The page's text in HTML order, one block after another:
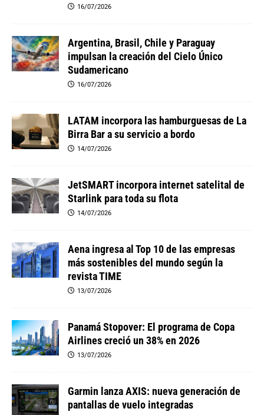
16/07/2026
Argentina, Brasil, Chile y Paraguay
impulsan la creación del Cielo Único
Sudamericano
16/07/2026
LATAM incorpora las hamburguesas de La
Birra Bar a su servicio a bordo
14/07/2026
JetSMART incorpora internet satelital de
Starlink para toda su flota
14/07/2026
Aena ingresa al Top 10 de las empresas
más sostenibles del mundo según la
revista TIME
13/07/2026
Panamá Stopover: El programa de Copa
Airlines creció un 38% en 2026
13/07/2026
Garmin lanza AXIS: nueva generación de
pantallas de vuelo integradas